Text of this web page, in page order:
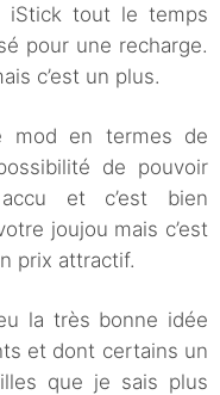
iStick tout le temps
pour une recharge.
c’est un plus.
mod en termes de
de pouvoir
et c’est bien
joujou mais c’est
prix attractif.
la très bonne idée
et dont certains un
que je sais plus